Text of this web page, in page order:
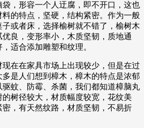
，形容一个人迂腐，即不开口，这也
的特点，坚硬，结构紧密。作为一般
或者床，选择榆树就不错了，榆树木
良，变形率小，木质坚韧，质地通
适合添加雕塑和纹理。
现在在家具市场上出现较少，但是在过
是人们想到樟木，樟木的特点是浓郁
蚊、防霉、杀菌，我们都知道樟脑丸
树径较大，材质幅度较宽，花纹美
，有天然纹路，材质坚韧，不易折